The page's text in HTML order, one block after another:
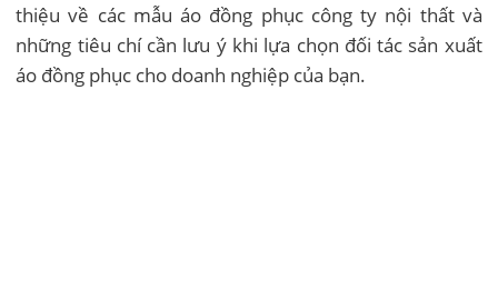
thiệu về các mẫu áo đồng phục công ty nội thất và
những tiêu chí cần lưu ý khi lựa chọn đối tác sản xuất
áo đồng phục cho doanh nghiệp của bạn.